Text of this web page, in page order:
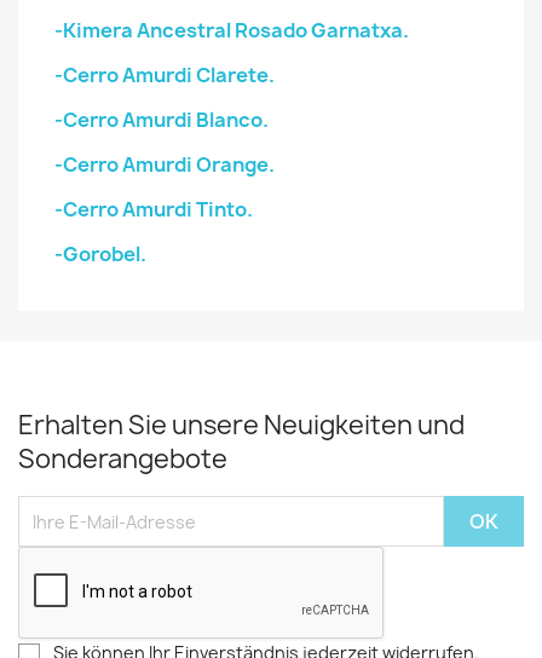
-Kimera Ancestral Rosado Garnatxa.
-Cerro Amurdi Clarete.
-Cerro Amurdi Blanco.
-Cerro Amurdi Orange.
-Cerro Amurdi Tinto.
-Gorobel.
Erhalten Sie unsere Neuigkeiten und
Sonderangebote
Sie können Ihr Einverständnis jederzeit widerrufen.